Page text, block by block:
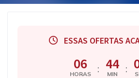
ESSAS OFERTAS
06
HORAS : 44
MIN :